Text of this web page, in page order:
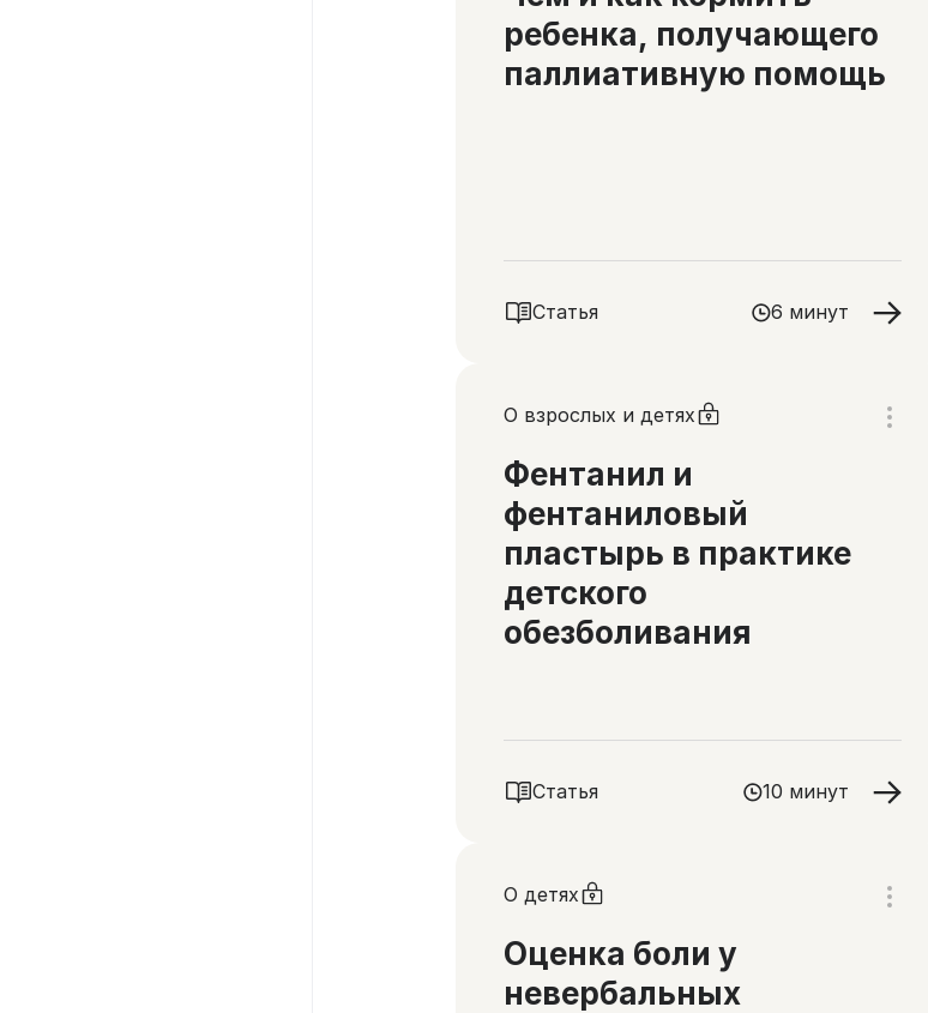
ребенка, получающего
паллиативную помощь
Статья 6 минут
О взрослых и детях
Фентанил и
фентаниловый
пластырь в практике
детского
обезболивания
Статья 10 минут
О детях
Оценка боли у
невербальных